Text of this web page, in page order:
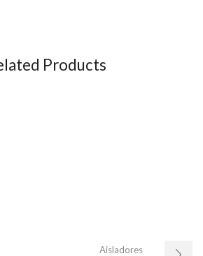
Products
Aisladores